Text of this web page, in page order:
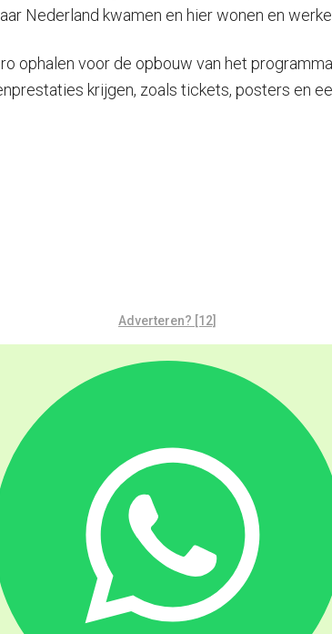
Nederland kwamen en hier wonen en
ophalen voor de opbouw van het
krijgen, zoals tickets, posters en
Adverteren? [12]